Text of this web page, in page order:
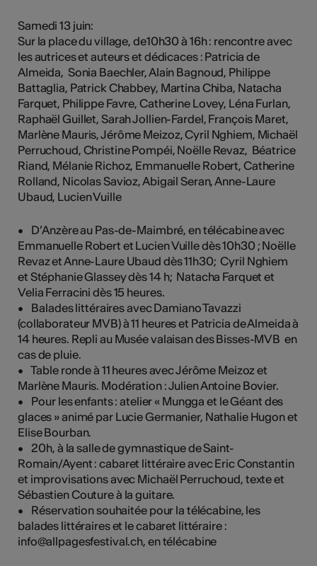
Samedi 13 juin:
Sur la place du village, de10h30 à 16h : rencontre avec
les autrices et auteurs et dédicaces : Patricia de
Almeida, Sonia Baechler, Alain Bagnoud, Philippe
Battaglia, Patrick Chabbey, Martina Chiba, Natacha
Farquet, Philippe Favre, Catherine Lovey, Léna Furlan,
Raphaël Guillet, Sarah Jollien-Fardel, François Maret,
Marlène Mauris, Jérôme Meizoz, Cyril Nghiem, Michaël
Perruchoud, Christine Pompéi, Noëlle Revaz, Béatrice
Riand, Mélanie Richoz, Emmanuelle Robert, Catherine
Rolland, Nicolas Savioz, Abigail Seran, Anne-Laure
Ubaud, Lucien Vuille
• D’Anzère au Pas-de-Maimbré, en télécabine avec
Emmanuelle Robert et Lucien Vuille dès 10h30 ; Noëlle
Revaz et Anne-Laure Ubaud dès 11h30; Cyril Nghiem
et Stéphanie Glassey dès 14 h; Natacha Farquet et
Velia Ferracini dès 15 heures.
• Balades littéraires avec Damiano Tavazzi
(collaborateur MVB) à 11 heures et Patricia de Almeida à
14 heures. Repli au Musée valaisan des Bisses-MVB en
cas de pluie.
• Table ronde à 11 heures avec Jérôme Meizoz et
Marlène Mauris. Modération : Julien Antoine Bovier.
• Pour les enfants : atelier « Mungga et le Géant des
glaces » animé par Lucie Germanier, Nathalie Hugon et
Elise Bourban.
• 20h, à la salle de gymnastique de Saint-
Romain/Ayent : cabaret littéraire avec Eric Constantin
et improvisations avec Michaël Perruchoud, texte et
Sébastien Couture à la guitare.
• Réservation souhaitée pour la télécabine, les
balades littéraires et le cabaret littéraire :
info@allpagesfestival.ch, en télécabine